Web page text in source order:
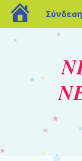
blogs.sch.gr
Σύνδεση
Μετάβαση στο